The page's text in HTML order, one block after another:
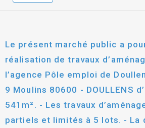
Le présent marché public a
réalisation de travaux
l’agence Pôle emploi de
9 Moulins 80600 - DOULLENS
541m². - Les travaux
partiels et limités à 5 lots. - La